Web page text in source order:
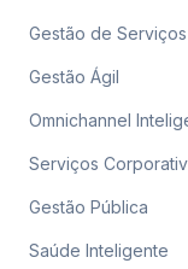
Gestão de
Gestão Ágil
Omnichannel
Serviços
Gestão Pública
Saúde Inteligente